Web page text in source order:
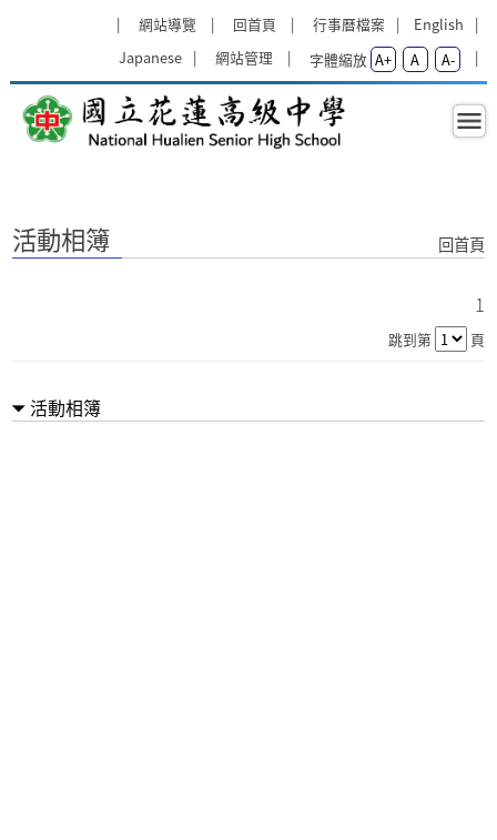
網站導覽
回首頁 行事曆檔案
English
Japanese
網站管理 字體縮放 A+ A A-
活動相簿 - 東區學科能力競賽 - 國立
活動相簿 回首頁
1
跳到第 頁
活動相簿